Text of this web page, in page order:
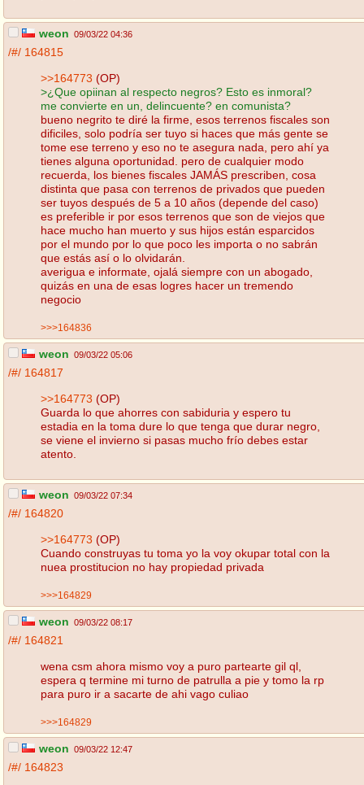
weon 09/03/22 04:36
/#/ 164815
>>164773 (OP)
>¿Que opiinan al respecto negros? Esto es inmoral?
me convierte en un, delincuente? en comunista?
bueno negrito te diré la firme, esos terrenos fiscales son
dificiles, solo podría ser tuyo si haces que más gente se
tome ese terreno y eso no te asegura nada, pero ahí ya
tienes alguna oportunidad. pero de cualquier modo
recuerda, los bienes fiscales JAMÁS prescriben, cosa
distinta que pasa con terrenos de privados que pueden
ser tuyos después de 5 a 10 años (depende del caso)
es preferible ir por esos terrenos que son de viejos que
hace mucho han muerto y sus hijos están esparcidos
por el mundo por lo que poco les importa o no sabrán
que estás así o lo olvidarán.
averigua e informate, ojalá siempre con un abogado,
quizás en una de esas logres hacer un tremendo
negocio
>>>164836
weon 09/03/22 05:06
/#/ 164817
>>164773 (OP)
Guarda lo que ahorres con sabiduria y espero tu
estadia en la toma dure lo que tenga que durar negro,
se viene el invierno si pasas mucho frío debes estar
atento.
weon 09/03/22 07:34
/#/ 164820
>>164773 (OP)
Cuando construyas tu toma yo la voy okupar total con la
nuea prostitucion no hay propiedad privada
>>>164829
weon 09/03/22 08:17
/#/ 164821
wena csm ahora mismo voy a puro partearte gil ql,
espera q termine mi turno de patrulla a pie y tomo la rp
para puro ir a sacarte de ahi vago culiao
>>>164829
weon 09/03/22 12:47
/#/ 164823